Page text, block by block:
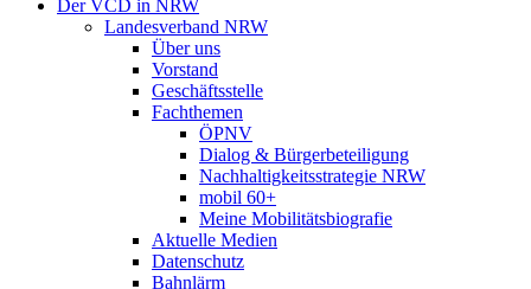
Der VCD in NRW
Landesverband NRW
Über uns
Vorstand
Geschäftsstelle
Fachthemen
ÖPNV
Dialog & Bürgerbeteiligung
Nachhaltigkeitsstrategie NRW
mobil 60+
Meine Mobilitätsbiografie
Aktuelle Medien
Datenschutz
Bahnlärm